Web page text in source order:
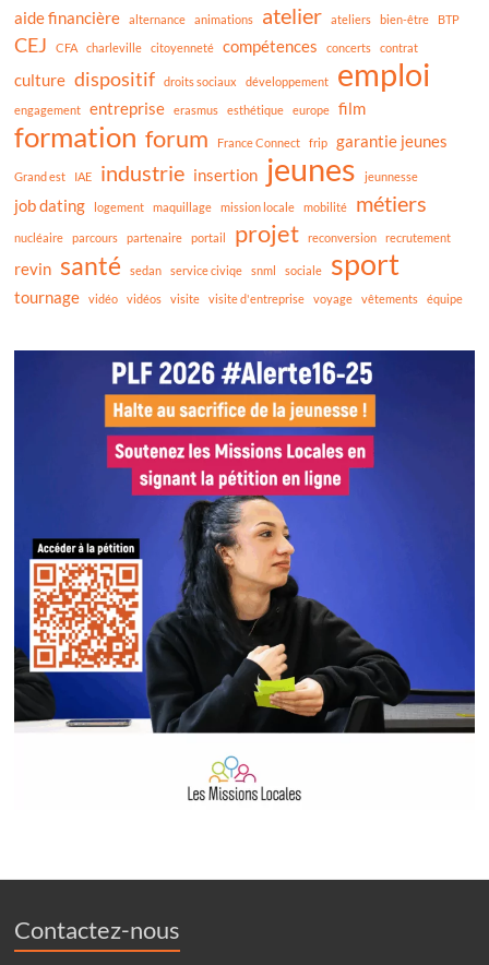
aide financière
alternance animations atelier ateliers bien-être BTP
CEJ CFA charleville citoyenneté compétences concerts contrat
culture dispositif droits sociaux développement emploi
engagement entreprise erasmus esthétique europe film
formation forum France Connect frip garantie jeunes
Grand est IAE industrie insertion jeunes jeunnesse
job dating logement maquillage mission locale mobilité métiers
nucléaire parcours partenaire portail projet reconversion recrutement
revin santé sedan service civiqe snml sociale sport
tournage vidéo vidéos visite visite d'entreprise voyage vêtements équipe
Contactez-nous